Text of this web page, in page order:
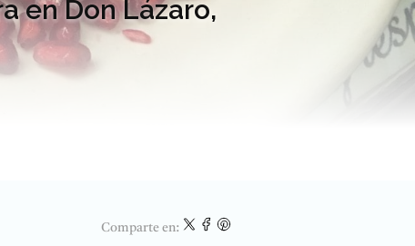
en Don Lázaro,
Comparte en: